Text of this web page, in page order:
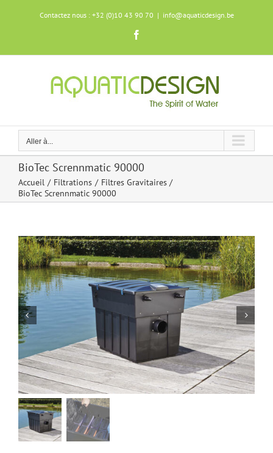
Contactez nous : +32 (0)10 43 90 70 | info@aquaticdesign.be
Aller à...
BioTec Scrennmatic 90000
Accueil Filtrations
Filtres Gravitaires
BioTec Scrennmatic 90000